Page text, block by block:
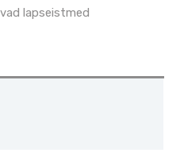
lapseistmed